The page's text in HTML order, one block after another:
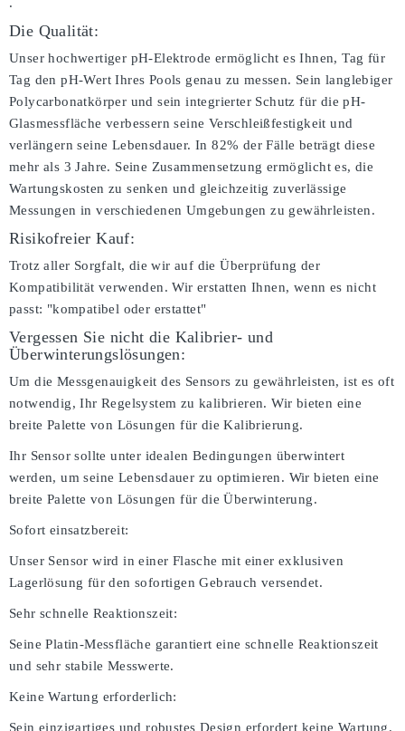
Die Qualität:
Unser hochwertiger pH-Elektrode ermöglicht es Ihnen, Tag für
Tag den pH-Wert Ihres Pools genau zu messen. Sein langlebiger
Polycarbonatkörper und sein integrierter Schutz für die pH-
Glasmessfläche verbessern seine Verschleißfestigkeit und
verlängern seine Lebensdauer. In 82% der Fälle beträgt diese
mehr als 3 Jahre. Seine Zusammensetzung ermöglicht es, die
Wartungskosten zu senken und gleichzeitig zuverlässige
Messungen in verschiedenen Umgebungen zu gewährleisten.
Risikofreier Kauf:
Trotz aller Sorgfalt, die wir auf die Überprüfung der
Kompatibilität verwenden. Wir erstatten Ihnen, wenn es nicht
passt: "kompatibel oder erstattet"
Vergessen Sie nicht die Kalibrier- und
Überwinterungslösungen:
Um die Messgenauigkeit des Sensors zu gewährleisten, ist es oft
notwendig, Ihr Regelsystem zu kalibrieren. Wir bieten eine
breite Palette von Lösungen für die Kalibrierung.
Ihr Sensor sollte unter idealen Bedingungen überwintert
werden, um seine Lebensdauer zu optimieren. Wir bieten eine
breite Palette von Lösungen für die Überwinterung.
Sofort einsatzbereit:
Unser Sensor wird in einer Flasche mit einer exklusiven
Lagerlösung für den sofortigen Gebrauch versendet.
Sehr schnelle Reaktionszeit:
Seine Platin-Messfläche garantiert eine schnelle Reaktionszeit
und sehr stabile Messwerte.
Keine Wartung erforderlich:
Sein einzigartiges und robustes Design erfordert keine Wartung.